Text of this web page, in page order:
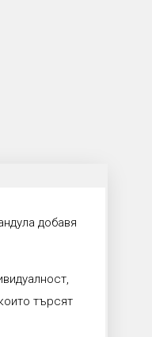
добавя
търсят